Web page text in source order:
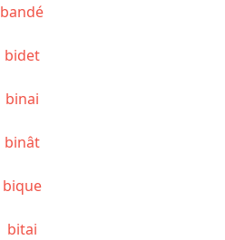
bandé
bidet
binai
binât
bique
bitai